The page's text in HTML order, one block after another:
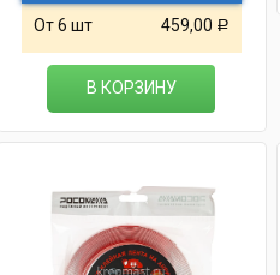
От 6 шт 459,00 Р
В КОРЗИНУ